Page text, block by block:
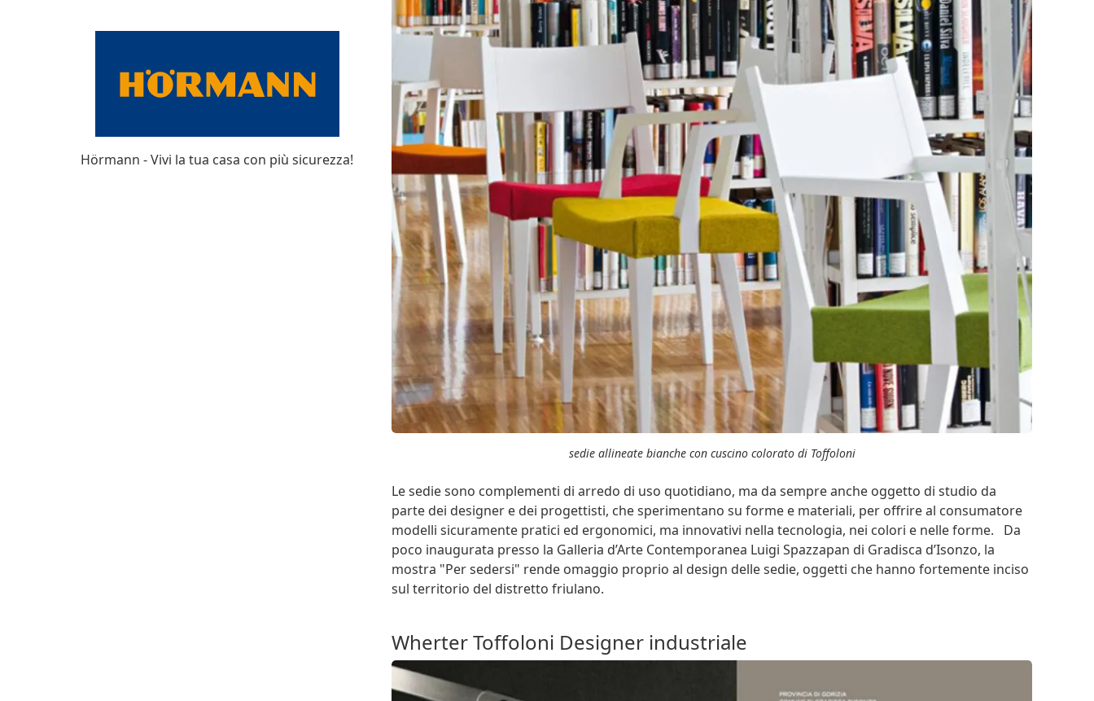
sedie allineate bianche con cuscino colorato di Toffoloni
Le sedie sono complementi di arredo di uso quotidiano, ma da sempre anche oggetto di studio da
parte dei designer e dei progettisti, che sperimentano su forme e materiali, per offrire al consumatore
modelli sicuramente pratici ed ergonomici, ma innovativi nella tecnologia, nei colori e nelle forme. Da
poco inaugurata presso la Galleria d’Arte Contemporanea Luigi Spazzapan di Gradisca d’Isonzo, la
mostra "Per sedersi" rende omaggio proprio al design delle sedie, oggetti che hanno fortemente inciso
sul territorio del distretto friulano.
Wherter Toffoloni Designer industriale
Hörmann - Vivi la tua casa con più sicurezza!